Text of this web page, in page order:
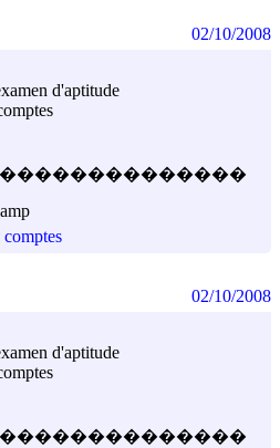
d'aptitude
02/10/2008
d'aptitude
02/10/2008